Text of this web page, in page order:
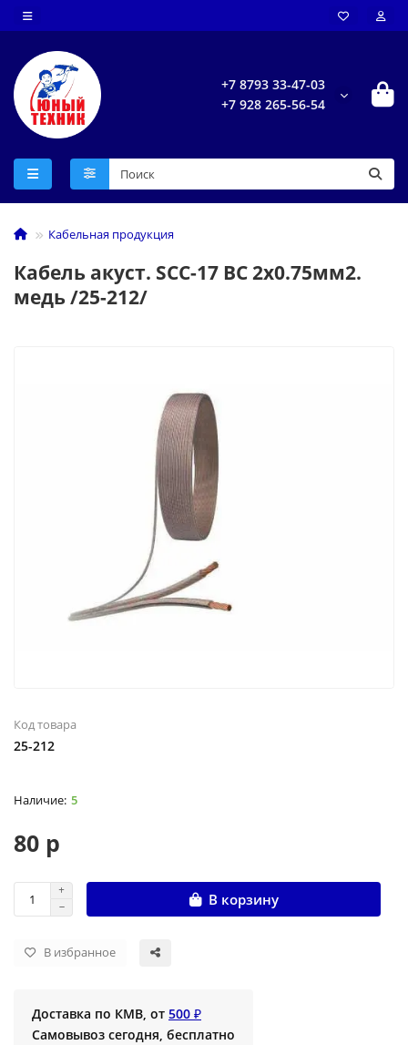
+7 8793 33-47-03
+7 928 265-56-54
Кабельная продукция
Кабель акуст. SCC-17 ВС 2х0.75мм2.
медь /25-212/
Код товара
25-212
5
80 р
В корзину
В избранное
Доставка по КМВ, от 500 ₽
Самовывоз сегодня, бесплатно